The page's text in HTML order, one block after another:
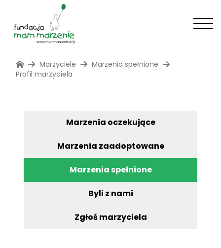
Marzyciele
Marzenia spełnione
Profil marzyciela
Marzenia oczekujące
Marzenia zaadoptowane
Marzenia spełnione
Byli z nami
Zgłoś marzyciela